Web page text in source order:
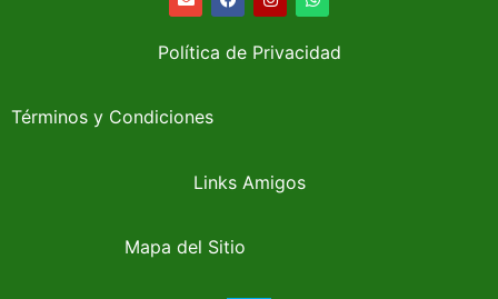
Política de Privacidad
Términos y Condiciones
Links Amigos
Mapa del Sitio